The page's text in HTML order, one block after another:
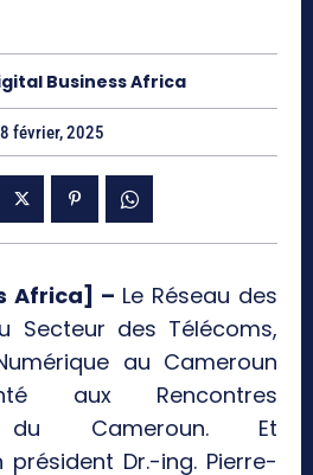
Business Africa
février, 2025
Africa] – Le Réseau des
Secteur des Télécoms,
au Cameroun
aux Rencontres
du Cameroun. Et
président Dr.-ing. Pierre-